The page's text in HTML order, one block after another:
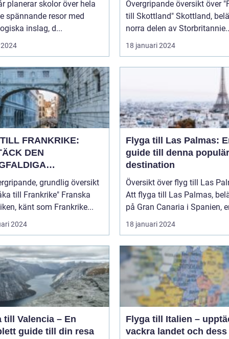
planerar skolor över hela
spännande resor med
inslag, d...
Övergripande översikt över
till Skottland" Skottland, beläget i
norra delen av
18 januari 2024
FRANKRIKE:
DEN
grundlig översikt
till Frankrike" Franska
känt som Frankrike...
2024
Flyga till Las Palmas:
guide till denna
destination
Översikt över flyg till Las
Att flyga till Las Palmas,
på Gran Canaria i Spanien,
18 januari 2024
till Valencia – En
guide till din resa
Flyga till Italien –
vackra landet och dess